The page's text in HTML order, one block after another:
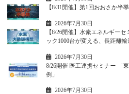
【8/31開催】第1回おおさか半
2026年7月30日
【8/26開催】水素エネルギー
ック1000台が変える、長距離
2026年7月30日
8/26開催 医工連携セミナー 「
例」
2026年7月30日